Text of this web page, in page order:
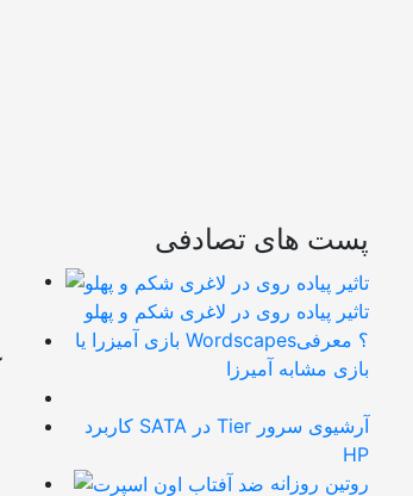
پست های تصادفی
تاثیر پیاده روی در لاغری شکم و پهلو
بازی آمیزرا یا Wordscapes؟ معرفی
بازی مشابه آمیرزا
کاربرد SATA در Tier آرشیوی سرور
HP
روتین روزانه